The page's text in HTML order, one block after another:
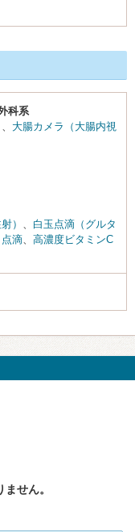
科系
大腸カメラ（大腸内視
）
白玉点滴（グルタ
滴
高濃度ビタミンC
せん。